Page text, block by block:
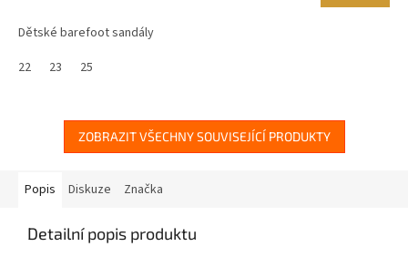
Dětské barefoot sandály
22
23 25
ZOBRAZIT VŠECHNY SOUVISEJÍCÍ PRODUKTY
Popis Diskuze Značka
Detailní popis produktu